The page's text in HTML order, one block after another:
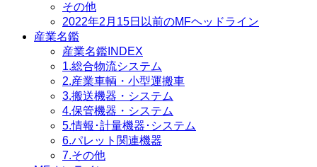
その他
2022年2月15日以前のMFヘッドライン
産業名鑑
産業名鑑INDEX
1.総合物流システム
2.産業車輌・小型運搬車
3.搬送機器・システム
4.保管機器・システム
5.情報･計量機器･システム
6.パレット関連機器
7.その他